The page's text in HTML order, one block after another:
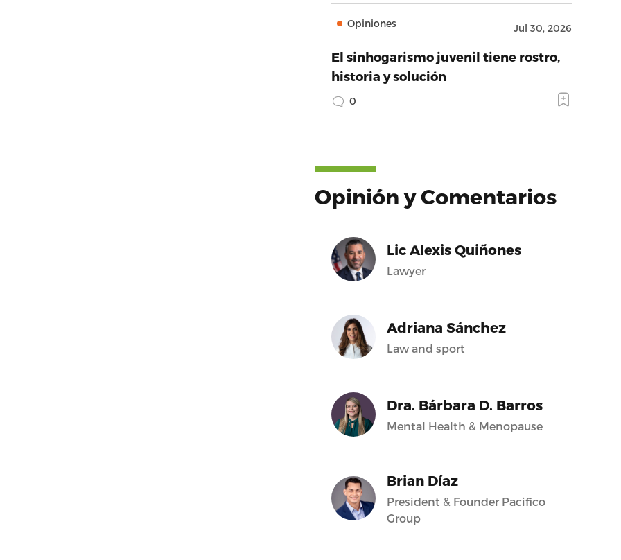
Opiniones Jul 30, 2026
El sinhogarismo juvenil tiene rostro,
historia y solución
0
Opinión y Comentarios
Lic Alexis Quiñones
Lawyer
Adriana Sánchez
Law and sport
Dra. Bárbara D. Barros
Mental Health & Menopause
Brian Díaz
President & Founder Pacifico
Group